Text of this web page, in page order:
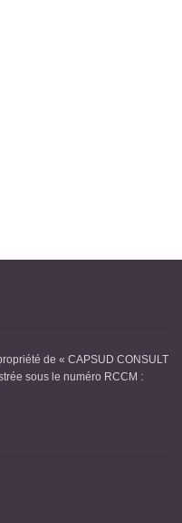
de « CAPSUD CONSULT
sous le numéro RCCM :